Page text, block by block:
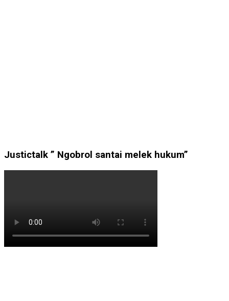
Justictalk ” Ngobrol santai melek hukum”